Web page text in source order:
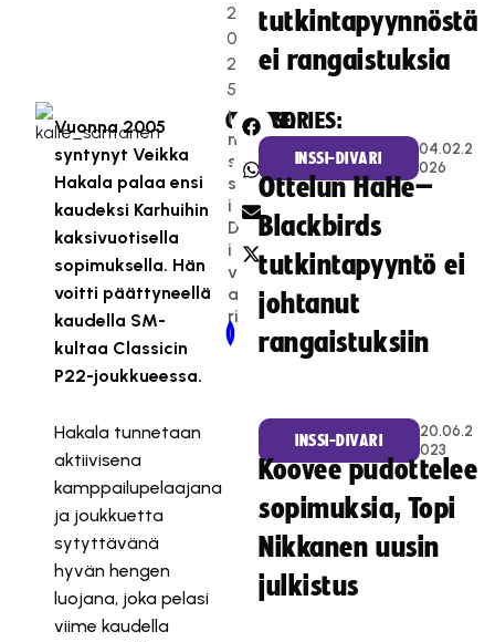
2
0
2
5
Vuonna 2005
syntynyt Veikka
Hakala palaa ensi
kaudeksi Karhuihin
kaksivuotisella
sopimuksella. Hän
voitti päättyneellä
kaudella SM-
kultaa Classicin
P22-joukkueessa.
Hakala tunnetaan
aktiivisena
kamppailupelaajana
ja joukkuetta
sytyttävänä
hyvän hengen
luojana, joka pelasi
viime kaudella
CATEGORIES:
I
n
s
s
i-
D
i
v
a
ri
SHARE:
Older Post
Newer Post
tutkintapyynnöstä
ei rangaistuksia
INSSI-DIVARI
04.02.2
026
Ottelun HaHe–
Blackbirds
tutkintapyyntö ei
johtanut
rangaistuksiin
INSSI-DIVARI
20.06.2
023
Koovee pudottelee
sopimuksia, Topi
Nikkanen uusin
julkistus